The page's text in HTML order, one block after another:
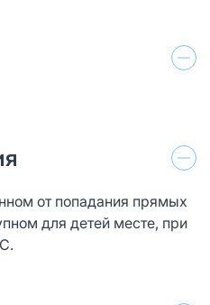
от попадания прямых
для детей месте, при